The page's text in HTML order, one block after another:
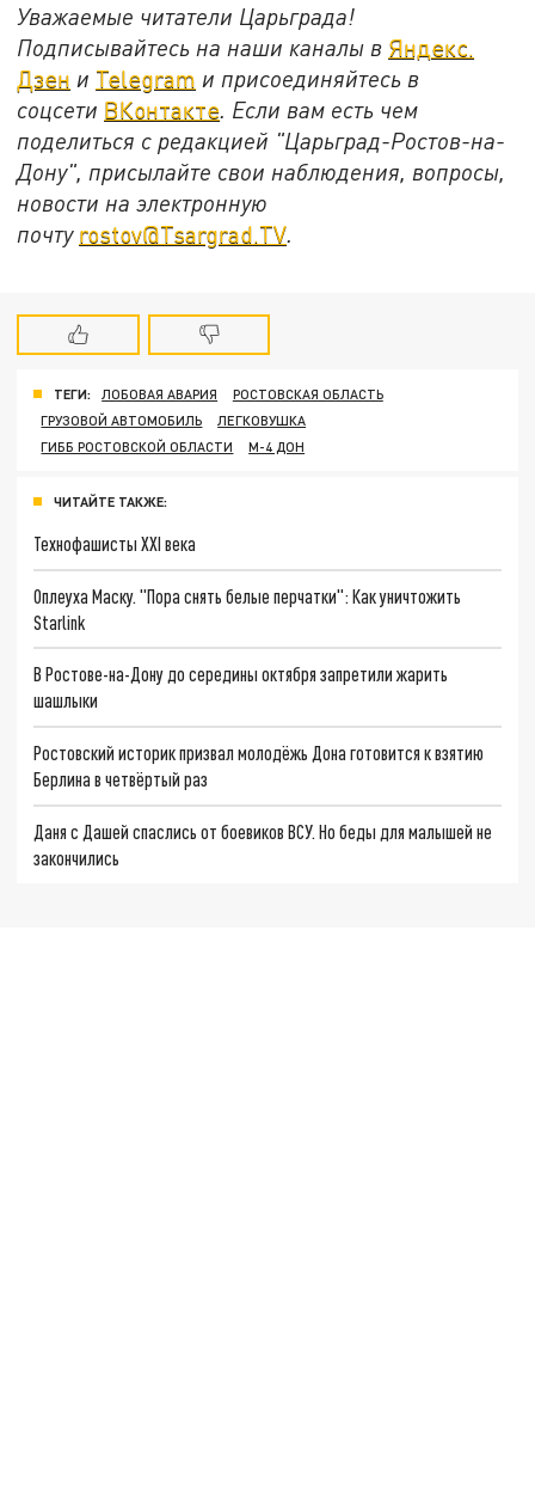
Уважаемые читатели Царьграда!
Подписывайтесь на наши каналы в Яндекс.
Дзен и Telegram и присоединяйтесь в
соцсети ВКонтакте . Если вам есть чем
поделиться с редакцией "Царьград-Ростов-на-
Дону", присылайте свои наблюдения, вопросы,
новости на электронную
почту rostov@Tsargrad.ТV
ТЕГИ: ЛОБОВАЯ АВАРИЯ
РОСТОВСКАЯ ОБЛАСТЬ
ГРУЗОВОЙ АВТОМОБИЛЬ
ЛЕГКОВУШКА
ГИББ РОСТОВСКОЙ ОБЛАСТИ
М-4 ДОН
ЧИТАЙТЕ ТАКЖЕ:
Технофашисты XXI века
Оплеуха Маску. "Пора снять белые перчатки": Как уничтожить
Starlink
В Ростове-на-Дону до середины октября запретили жарить
шашлыки
Ростовский историк призвал молодёжь Дона готовится к взятию
Берлина в четвёртый раз
Даня с Дашей спаслись от боевиков ВСУ. Но беды для малышей не
закончились